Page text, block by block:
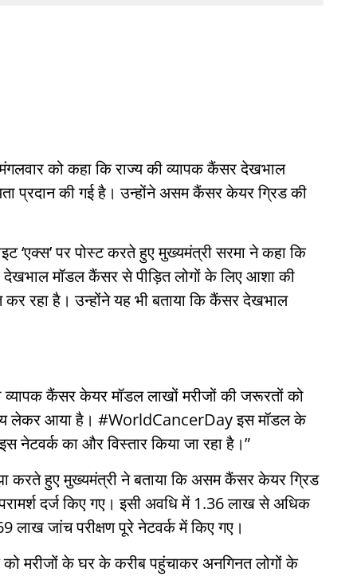
को कहा कि राज्य की व्यापक कैंसर देखभाल
प्रदान की गई है। उन्होंने असम कैंसर केयर ग्रिड की
‘एक्स’ पर पोस्ट करते हुए मुख्यमंत्री सरमा ने कहा कि
मॉडल कैंसर से पीड़ित लोगों के लिए आशा की
कर रहा है। उन्होंने यह भी बताया कि कैंसर देखभाल
कैंसर केयर मॉडल लाखों मरीजों की जरूरतों को
लेकर आया है। #WorldCancerDay इस मॉडल के
का और विस्तार किया जा रहा है।”
हुए मुख्यमंत्री ने बताया कि असम कैंसर केयर ग्रिड
दर्ज किए गए। इसी अवधि में 1.36 लाख से अधिक
जांच परीक्षण पूरे नेटवर्क में किए गए।
मरीजों के घर के करीब पहुंचाकर अनगिनत लोगों के